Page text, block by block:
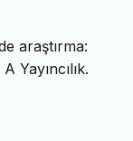
araştırma:
Yayıncılık.